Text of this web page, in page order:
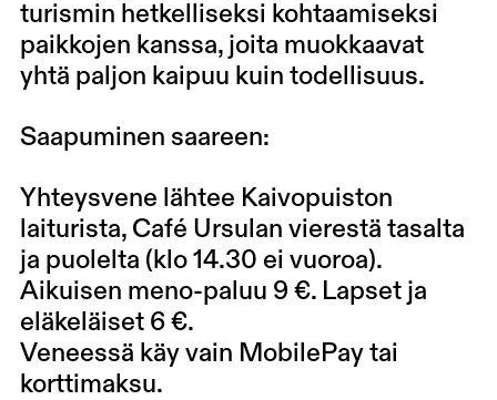
turismin hetkelliseksi kohtaamiseksi
paikkojen kanssa, joita muokkaavat
yhtä paljon kaipuu kuin todellisuus.
Saapuminen saareen:
Yhteysvene lähtee Kaivopuiston
laiturista, Café Ursulan vierestä tasalta
ja puolelta (klo 14.30 ei vuoroa).
Aikuisen meno-paluu 9 €. Lapset ja
eläkeläiset 6 €.
Veneessä käy vain MobilePay tai
korttimaksu.